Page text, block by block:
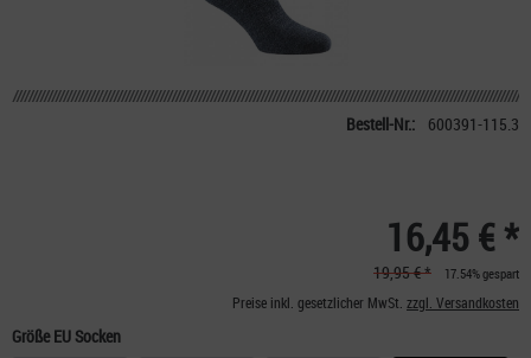
Bestell-Nr.: 600391-115.3
16,45 € *
19,95 € * 17.54% gespart
Preise inkl. gesetzlicher MwSt. zzgl. Versandkosten
Größe EU Socken